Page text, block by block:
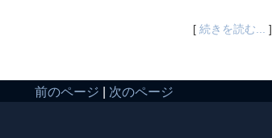
[ 続きを読む... ]
前のページ 次のページ